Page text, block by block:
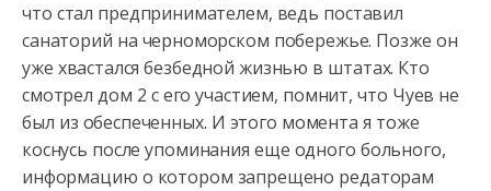
что стал предпринимателем, ведь поставил
санаторий на черноморском побережье. Позже он
уже хвастался безбедной жизнью в штатах. Кто
смотрел дом 2 с его участием, помнит, что Чуев не
был из обеспеченных. И этого момента я тоже
коснусь после упоминания еще одного больного,
информацию о котором запрещено редаторам